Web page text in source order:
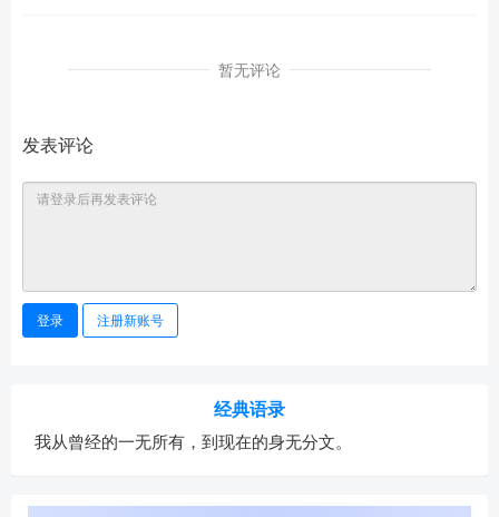
暂无评论
发表评论
登录 注册新账号
经典语录
我从曾经的一无所有，到现在的身无分文。